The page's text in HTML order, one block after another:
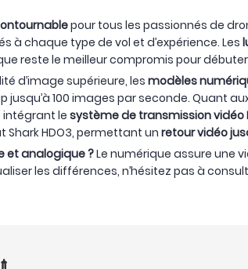
pour tous les passionnés de
chaque type de vol et d’expérience. Les
reste le meilleur compromis pour
d’image supérieure, les modèles
jusqu’à 100 images par seconde. Quant
intégrant le système de transmission vidéo
HDO3, permettant un retour vidéo
et analogique ?Le numérique assure une
les différences, n’hésitez pas à